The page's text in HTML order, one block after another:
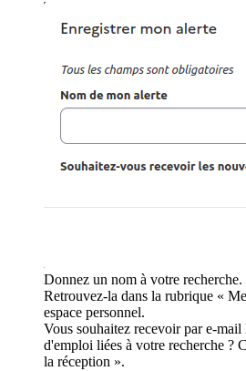
Donnez un nom à votre recherche.
Retrouvez-la dans la rubrique «
espace personnel.
Vous souhaitez recevoir par e-
d'emploi liées à votre recherche ?
la réception ».